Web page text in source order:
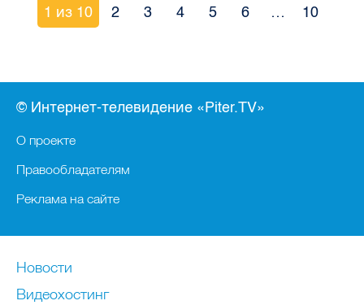
1 из 10 2 3 4 5 6 … 10
© Интернет-телевидение «Piter.TV»
О проекте
Правообладателям
Реклама на сайте
Новости
Видеохостинг